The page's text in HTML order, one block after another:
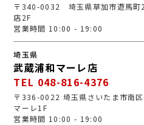
〒340-0032 埼玉県草加市遊馬町
店2F
営業時間 10:00 - 19:00
埼玉県
武蔵浦和マーレ店
TEL 048-816-4376
〒336-0022 埼玉県さいたま市南
マーレ1F
営業時間 10:00 - 19:00